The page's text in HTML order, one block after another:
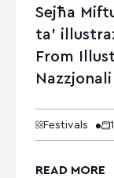
Sejħa
ta’
From
Festivals
READ MORE